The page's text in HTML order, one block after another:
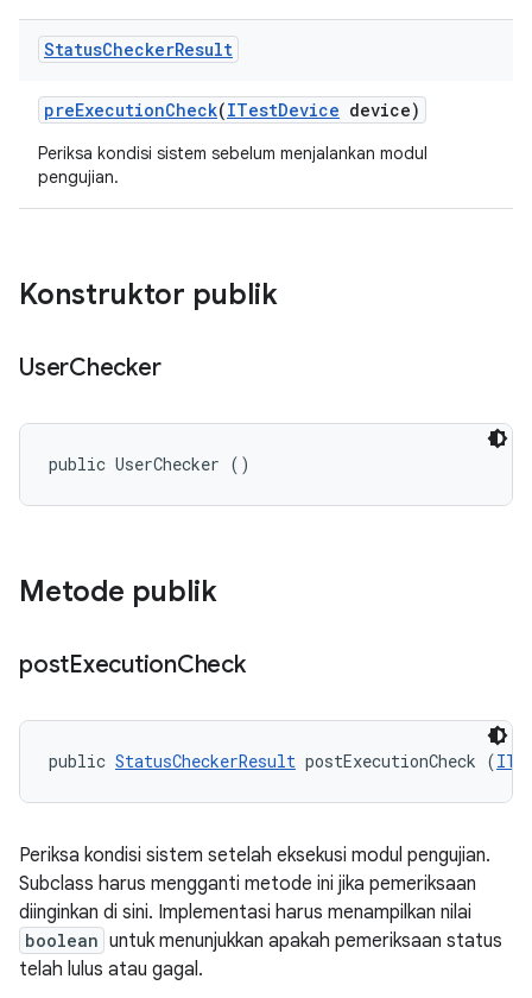
StatusCheckerResult
preExecutionCheck(ITestDevice device)
Periksa kondisi sistem sebelum menjalankan modul
pengujian.
Konstruktor publik
UserChecker
public UserChecker ()
Metode publik
postExecutionCheck
public StatusCheckerResult postExecutionCheck (
Periksa kondisi sistem setelah eksekusi modul pengujian.
Subclass harus mengganti metode ini jika pemeriksaan
diinginkan di sini. Implementasi harus menampilkan nilai
boolean untuk menunjukkan apakah pemeriksaan status
telah lulus atau gagal.